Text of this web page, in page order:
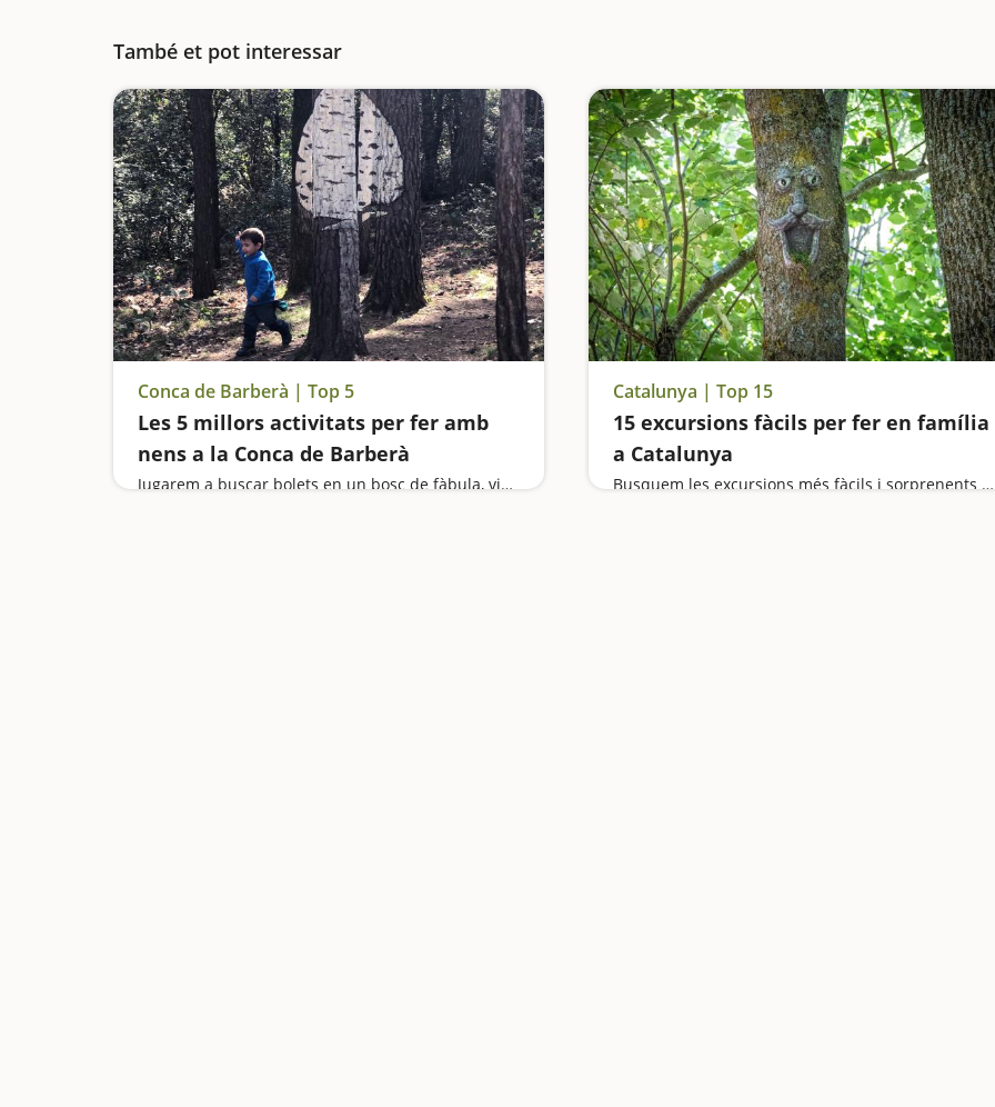
També et pot interessar
Conca de Barberà | Top 5
Les 5 millors activitats per fer amb
nens a la Conca de Barberà
Jugarem a buscar bolets en un bosc de fàbula, viatjarem a la prehistòria, visitarem joies medievals i ens sentirem lliures des d'un mirador privilegiat
Catalunya | Top 15
15 excursions fàcils per fer en família
a Catalunya
Busquem les excursions més fàcils i sorprenents per fer en família